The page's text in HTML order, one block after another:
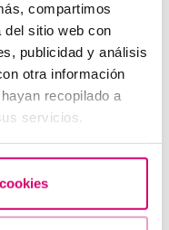
compartimos
del sitio web con
publicidad y análisis
otra información
recopilado a
servicios.
o negativa en